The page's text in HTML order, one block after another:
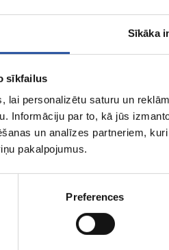
Sīkāka
sīkfailus
lai personalizētu saturu un
Informāciju par to, kā jūs
un analīzes partneriem,
pakalpojumus.
Preferences
ZUM-ist